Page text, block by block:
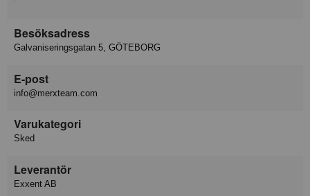
Besöksadress
Galvaniseringsgatan 5, GÖTEBORG
E-post
info@merxteam.com
Varukategori
Sked
Leverantör
Exxent AB